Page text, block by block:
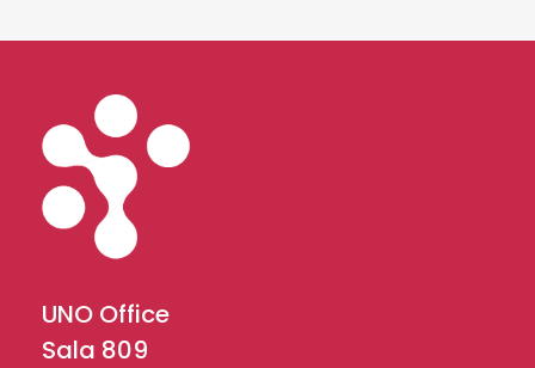
UNO Office
Sala 809